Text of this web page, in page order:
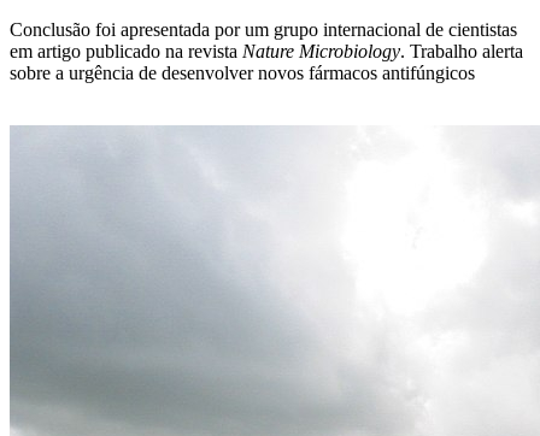
Conclusão foi apresentada por um grupo internacional de cientistas
em artigo publicado na revista Nature Microbiology. Trabalho alerta
sobre a urgência de desenvolver novos fármacos antifúngicos